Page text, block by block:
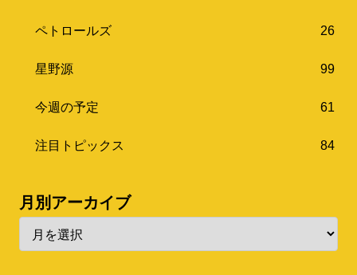
ペトロールズ 26
星野源 99
今週の予定 61
注目トピックス 84
月別アーカイブ